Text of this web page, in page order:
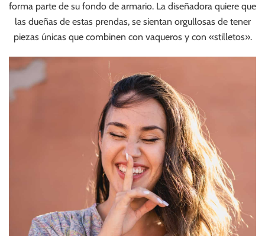
forma parte de su fondo de armario. La diseñadora quiere que
las dueñas de estas prendas, se sientan orgullosas de tener
piezas únicas que combinen con vaqueros y con «stilletos».